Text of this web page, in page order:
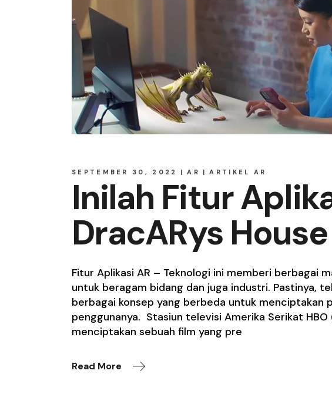
SEPTEMBER 30, 2022 AR ARTIKEL AR
Inilah Fitur
DracARys
Fitur Aplikasi AR – Teknologi ini memberi berbagai
untuk beragam bidang dan juga industri. Pastinya,
berbagai konsep yang berbeda untuk menciptakan
penggunanya. Stasiun televisi Amerika Serikat
menciptakan sebuah film yang pre
Read More